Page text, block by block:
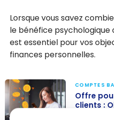
Lorsque vous savez
le bénéfice psychologique
est essentiel pour vos
finances personnelles.
COMPTES
Offre
clients :